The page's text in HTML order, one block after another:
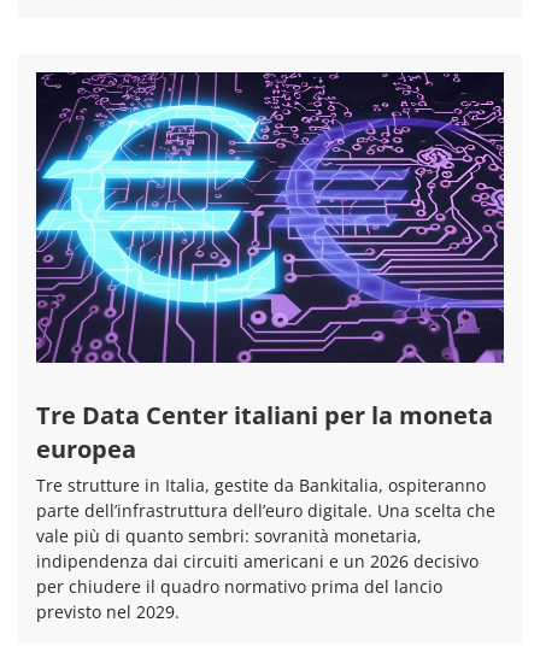
Tre Data Center italiani per la moneta
europea
Tre strutture in Italia, gestite da Bankitalia, ospiteranno
parte dell’infrastruttura dell’euro digitale. Una scelta che
vale più di quanto sembri: sovranità monetaria,
indipendenza dai circuiti americani e un 2026 decisivo
per chiudere il quadro normativo prima del lancio
previsto nel 2029.